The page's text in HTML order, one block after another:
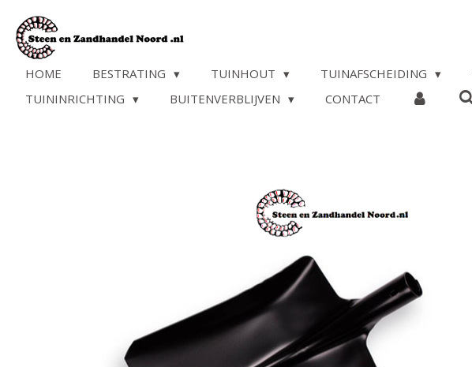
direct
naar
HOME BESTRATING TUINHOUT TUINAFSCHEIDING
TUININRICHTING
BUITENVERBLIJVEN CONTACT